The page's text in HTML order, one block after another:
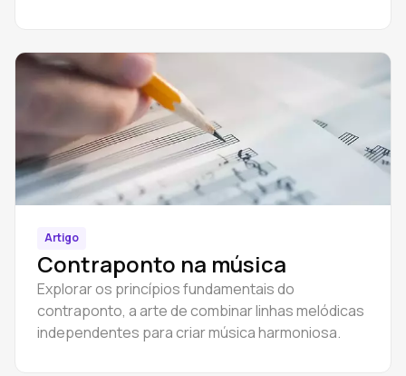
Artigo
Contraponto na música
Explorar os princípios fundamentais do
contraponto, a arte de combinar linhas melódicas
independentes para criar música harmoniosa.